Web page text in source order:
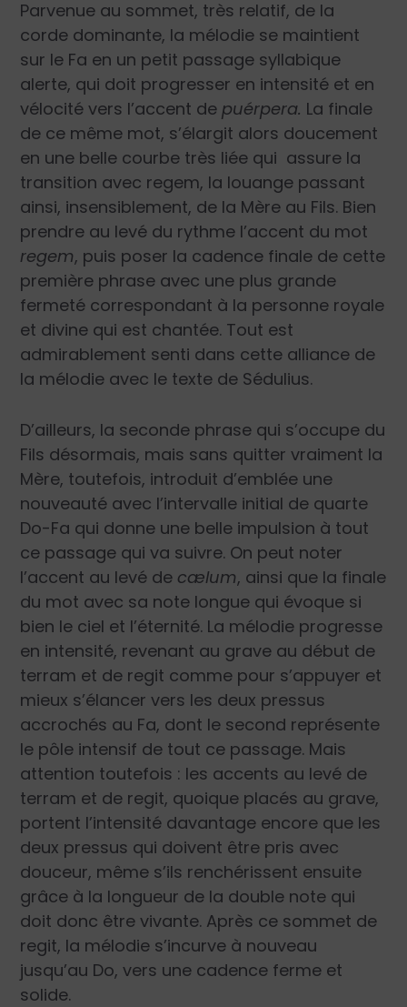
Parvenue au sommet, très relatif, de la
corde dominante, la mélodie se maintient
sur le Fa en un petit passage syllabique
alerte, qui doit progresser en intensité et en
vélocité vers l’accent de puérpera. La finale
de ce même mot, s’élargit alors doucement
en une belle courbe très liée qui assure la
transition avec regem, la louange passant
ainsi, insensiblement, de la Mère au Fils. Bien
prendre au levé du rythme l’accent du mot
regem, puis poser la cadence finale de cette
première phrase avec une plus grande
fermeté correspondant à la personne royale
et divine qui est chantée. Tout est
admirablement senti dans cette alliance de
la mélodie avec le texte de Sédulius.
D’ailleurs, la seconde phrase qui s’occupe du
Fils désormais, mais sans quitter vraiment la
Mère, toutefois, introduit d’emblée une
nouveauté avec l’intervalle initial de quarte
Do-Fa qui donne une belle impulsion à tout
ce passage qui va suivre. On peut noter
l’accent au levé de cælum, ainsi que la finale
du mot avec sa note longue qui évoque si
bien le ciel et l’éternité. La mélodie progresse
en intensité, revenant au grave au début de
terram et de regit comme pour s’appuyer et
mieux s’élancer vers les deux pressus
accrochés au Fa, dont le second représente
le pôle intensif de tout ce passage. Mais
attention toutefois : les accents au levé de
terram et de regit, quoique placés au grave,
portent l’intensité davantage encore que les
deux pressus qui doivent être pris avec
douceur, même s’ils renchérissent ensuite
grâce à la longueur de la double note qui
doit donc être vivante. Après ce sommet de
regit, la mélodie s’incurve à nouveau
jusqu’au Do, vers une cadence ferme et
solide.